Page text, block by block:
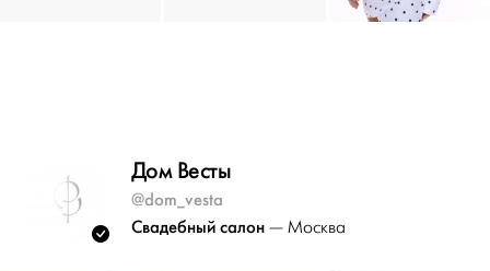
Дом Весты
@dom_vesta
Свадебный салон — Москва